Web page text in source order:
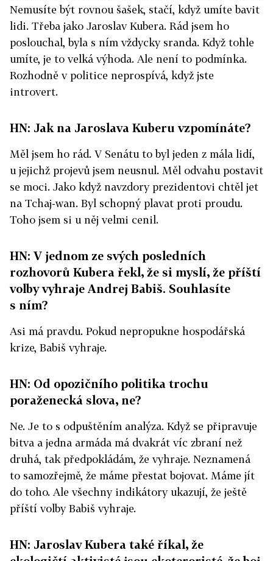
Nemusíte být rovnou šašek, stačí, když umíte bavit
lidi. Třeba jako Jaroslav Kubera. Rád jsem ho
poslouchal, byla s ním vždycky sranda. Když tohle
umíte, je to velká výhoda. Ale není to podmínka.
Rozhodně v politice neprospívá, když jste
introvert.
HN: Jak na Jaroslava Kuberu vzpomínáte?
Měl jsem ho rád. V Senátu to byl jeden z mála lidí,
u jejichž projevů jsem neusnul. Měl odvahu postavit
se moci. Jako když navzdory prezidentovi chtěl jet
na Tchaj-wan. Byl schopný plavat proti proudu.
Toho jsem si u něj velmi cenil.
HN: V jednom ze svých posledních
rozhovorů Kubera řekl, že si myslí, že příští
volby vyhraje Andrej Babiš. Souhlasíte
s ním?
Asi má pravdu. Pokud nepropukne hospodářská
krize, Babiš vyhraje.
HN: Od opozičního politika trochu
poraženecká slova, ne?
Ne. Je to s odpuštěním analýza. Když se připravuje
bitva a jedna armáda má dvakrát víc zbraní než
druhá, tak předpokládám, že vyhraje. Neznamená
to samozřejmě, že máme přestat bojovat. Máme jít
do toho. Ale všechny indikátory ukazují, že ještě
příští volby Babiš vyhraje.
HN: Jaroslav Kubera také říkal, že